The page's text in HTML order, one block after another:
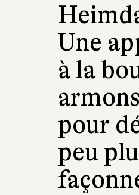
Une
à la
pour
peu